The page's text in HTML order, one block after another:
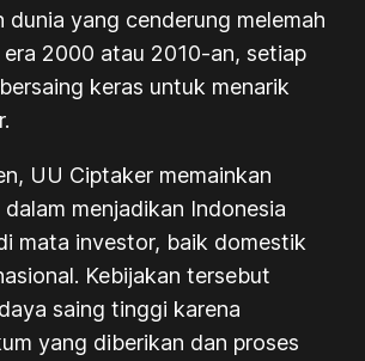
dunia yang cenderung melemah
2000 atau 2010-an, setiap
keras untuk menarik
UU Ciptaker memainkan
menjadikan Indonesia
mata investor, baik domestik
Kebijakan tersebut
saing tinggi karena
yang diberikan dan proses